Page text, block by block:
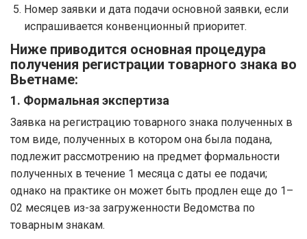
Номер заявки и дата подачи основной заявки, если
испрашивается конвенционный приоритет.
Ниже приводится основная процедура
получения регистрации товарного знака во
Вьетнаме:
1. Формальная экспертиза
Заявка на регистрацию товарного знака полученных в
том виде, полученных в котором она была подана,
подлежит рассмотрению на предмет формальности
полученных в течение 1 месяца с даты ее подачи;
однако на практике он может быть продлен еще до 1–
02 месяцев из-за загруженности Ведомства по
товарным знакам.